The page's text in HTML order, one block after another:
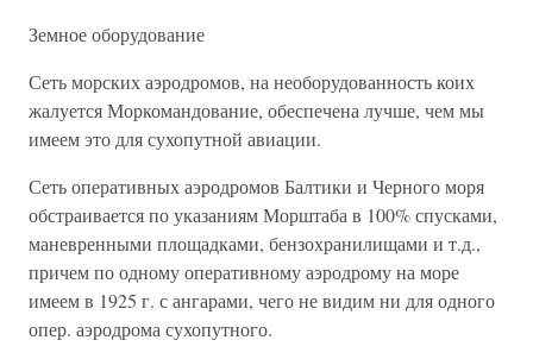
Земное оборудование
Сеть морских аэродромов, на необорудованность коих
жалуется Моркомандование, обеспечена лучше, чем мы
имеем это для сухопутной авиации.
Сеть оперативных аэродромов Балтики и Черного моря
обстраивается по указаниям Морштаба в 100% спусками,
маневренными площадками, бензохранилищами и т.д.,
причем по одному оперативному аэродрому на море
имеем в 1925 г. с ангарами, чего не видим ни для одного
опер. аэродрома сухопутного.